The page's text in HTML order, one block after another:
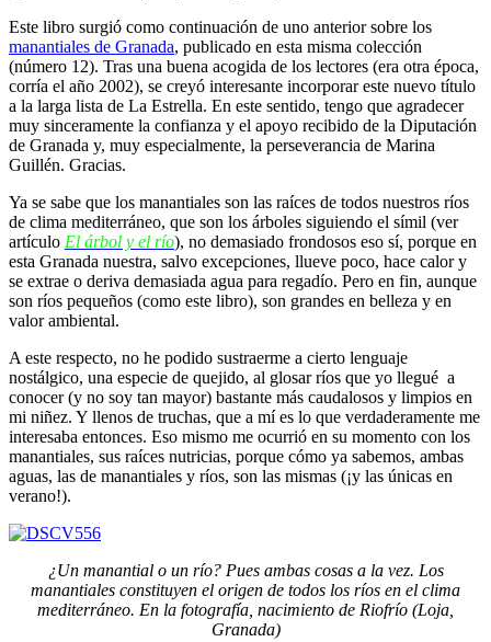
Este libro surgió como continuación de uno anterior sobre los
manantiales de Granada, publicado en esta misma colección
(número 12). Tras una buena acogida de los lectores (era otra época,
corría el año 2002), se creyó interesante incorporar este nuevo título
a la larga lista de La Estrella. En este sentido, tengo que agradecer
muy sinceramente la confianza y el apoyo recibido de la Diputación
de Granada y, muy especialmente, la perseverancia de Marina
Guillén. Gracias.
Ya se sabe que los manantiales son las raíces de todos nuestros ríos
de clima mediterráneo, que son los árboles siguiendo el símil (ver
artículo El árbol y el río), no demasiado frondosos eso sí, porque en
esta Granada nuestra, salvo excepciones, llueve poco, hace calor y
se extrae o deriva demasiada agua para regadío. Pero en fin, aunque
son ríos pequeños (como este libro), son grandes en belleza y en
valor ambiental.
A este respecto, no he podido sustraerme a cierto lenguaje
nostálgico, una especie de quejido, al glosar ríos que yo llegué a
conocer (y no soy tan mayor) bastante más caudalosos y limpios en
mi niñez. Y llenos de truchas, que a mí es lo que verdaderamente me
interesaba entonces. Eso mismo me ocurrió en su momento con los
manantiales, sus raíces nutricias, porque cómo ya sabemos, ambas
aguas, las de manantiales y ríos, son las mismas (¡y las únicas en
verano!).
¿Un manantial o un río? Pues ambas cosas a la vez. Los
manantiales constituyen el origen de todos los ríos en el clima
mediterráneo. En la fotografía, nacimiento de Riofrío (Loja,
Granada)